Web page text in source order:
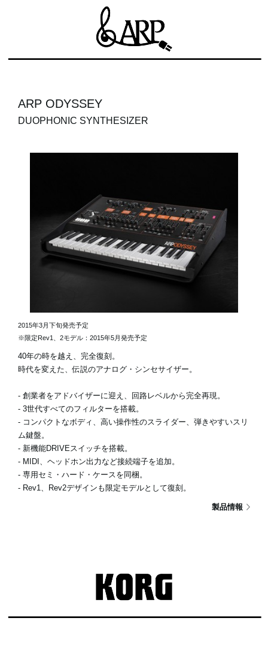
ARP ODYSSEY
DUOPHONIC SYNTHESIZER
2015年3月下旬発売予定
※限定Rev1、2モデル：2015年5月発売予定
40年の時を越え、完全復刻。
時代を変えた、伝説のアナログ・シンセサイザー。
- 創業者をアドバイザーに迎え、回路レベルから完全再現。
- 3世代すべてのフィルターを搭載。
- コンパクトなボディ、高い操作性のスライダー、弾きやすいスリ
ム鍵盤。
- 新機能DRIVEスイッチを搭載。
- MIDI、ヘッドホン出力など接続端子を追加。
- 専用セミ・ハード・ケースを同梱。
- Rev1、Rev2デザインも限定モデルとして復刻。
製品情報